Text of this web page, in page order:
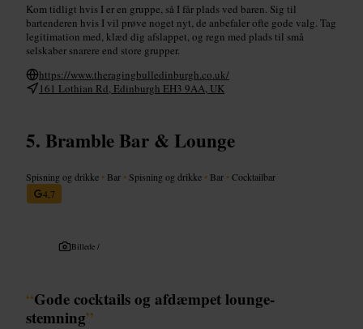
Kom tidligt hvis I er en gruppe, så I får plads ved baren. Sig til
bartenderen hvis I vil prøve noget nyt, de anbefaler ofte gode valg. Tag
legitimation med, klæd dig afslappet, og regn med plads til små
selskaber snarere end store grupper.
https://www.theragingbulledinburgh.co.uk/
161 Lothian Rd, Edinburgh EH3 9AA, UK
Bramble Bar & Lounge
Spisning og drikke • Bar • Spisning og drikke • Bar •Cocktailbar
4,7
Billede /
“Gode cocktails og afdæmpet lounge-
stemning”